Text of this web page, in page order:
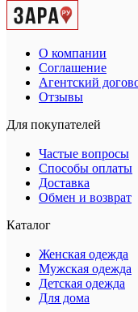
О компании
Соглашение
Агентский
Отзывы
Для покупателей
Частые вопросы
Способы оплаты
Доставка
Обмен и возврат
Каталог
Женская одежда
Мужская одежда
Детская одежда
Для дома